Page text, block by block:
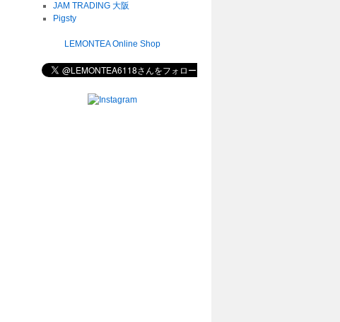
JAM TRADING 大阪
Pigsty
LEMONTEA Online Shop